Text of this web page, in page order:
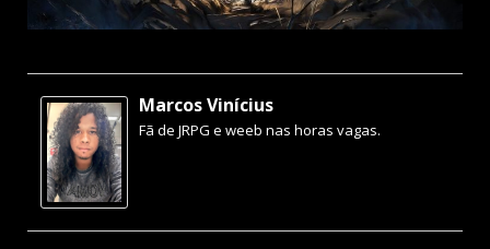
Marcos Vinícius
Fã de JRPG e weeb nas horas vagas.